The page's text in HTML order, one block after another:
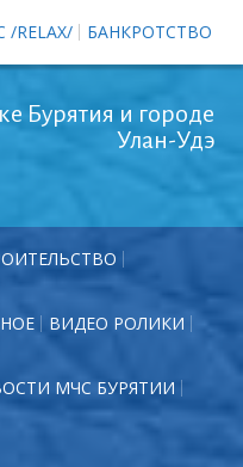
/RELAX/ БАНКРОТСТВО
Бурятия и городе
Улан-Удэ
ВИДЕО РОЛИКИ
МЧС БУРЯТИИ